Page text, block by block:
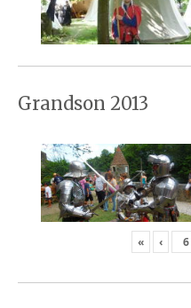
Grandson 2013
« ‹